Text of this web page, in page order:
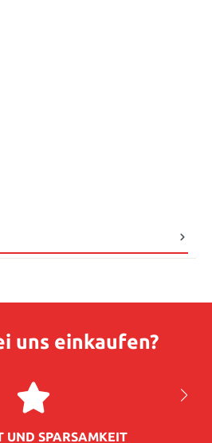
uns einkaufen?
UND SPARSAMKEIT